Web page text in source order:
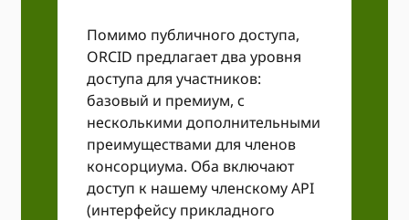
Помимо публичного доступа,
ORCID предлагает два уровня
доступа для участников:
базовый и премиум, с
несколькими дополнительными
преимуществами для членов
консорциума. Оба включают
доступ к нашему членскому API
(интерфейсу прикладного